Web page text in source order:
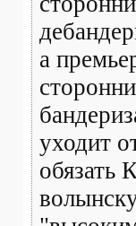
а
уходит
обязать